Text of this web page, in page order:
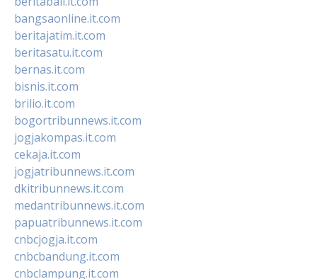
bangsaonline.it.com
beritajatim.it.com
beritasatu.it.com
bernas.it.com
bisnis.it.com
brilio.it.com
bogortribunnews.it.com
jogjakompas.it.com
cekaja.it.com
jogjatribunnews.it.com
dkitribunnews.it.com
medantribunnews.it.com
papuatribunnews.it.com
cnbcjogja.it.com
cnbcbandung.it.com
cnbclampung.it.com